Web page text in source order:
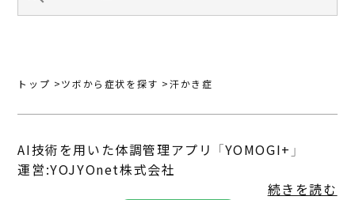
トップ ツボから症状を探す 汗かき症
AI技術を用いた体調管理アプリ 「YOMOGI+」
運営:YOJYOnet株式会社
続きを読む